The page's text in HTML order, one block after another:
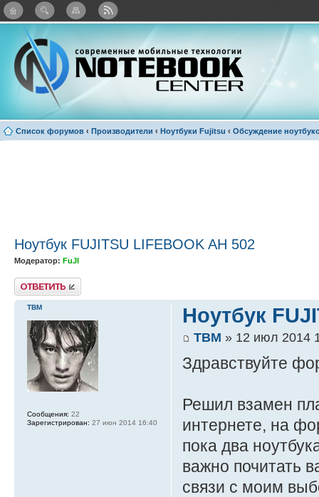
Каталог виджетов
Список форумов ‹ Производители ‹ Ноутбуки Fujitsu ‹ Обсуждение
Ноутбук FUJITSU LIFEBOOK AH 502
Модератор: FuJI
Ответить
Ноутбук
ТВМ » 12 июл 2014
Здравствуйте
Решил взамен
интернете, на
пока два
важно почитать
связи с моим
ТВМ
Сообщения: 22
Зарегистрирован: 27 июн 2014 16:40